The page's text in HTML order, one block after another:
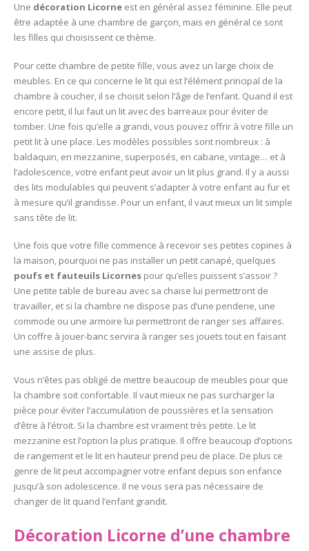
Une décoration Licorne est en général assez féminine. Elle peut
être adaptée à une chambre de garçon, mais en général ce sont
les filles qui choisissent ce thème.
Pour cette chambre de petite fille, vous avez un large choix de
meubles. En ce qui concerne le lit qui est l’élément principal de la
chambre à coucher, il se choisit selon l’âge de l’enfant. Quand il est
encore petit, il lui faut un lit avec des barreaux pour éviter de
tomber. Une fois qu’elle a grandi, vous pouvez offrir à votre fille un
petit lit à une place. Les modèles possibles sont nombreux : à
baldaquin, en mezzanine, superposés, en cabane, vintage… et à
l’adolescence, votre enfant peut avoir un lit plus grand. Il y a aussi
des lits modulables qui peuvent s’adapter à votre enfant au fur et
à mesure qu’il grandisse. Pour un enfant, il vaut mieux un lit simple
sans tête de lit.
Une fois que votre fille commence à recevoir ses petites copines à
la maison, pourquoi ne pas installer un petit canapé, quelques
poufs et fauteuils Licornes pour qu’elles puissent s’assoir ?
Une petite table de bureau avec sa chaise lui permettront de
travailler, et si la chambre ne dispose pas d’une penderie, une
commode ou une armoire lui permettront de ranger ses affaires.
Un coffre à jouer-banc servira à ranger ses jouets tout en faisant
une assise de plus.
Vous n’êtes pas obligé de mettre beaucoup de meubles pour que
la chambre soit confortable. Il vaut mieux ne pas surcharger la
pièce pour éviter l’accumulation de poussières et la sensation
d’être à l’étroit. Si la chambre est vraiment très petite. Le lit
mezzanine est l’option la plus pratique. Il offre beaucoup d’options
de rangement et le lit en hauteur prend peu de place. De plus ce
genre de lit peut accompagner votre enfant depuis son enfance
jusqu’à son adolescence. Il ne vous sera pas nécessaire de
changer de lit quand l’enfant grandit.
Décoration Licorne d’une chambre